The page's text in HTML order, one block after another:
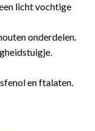
licht vochtige
onderdelen.
en ftalaten.